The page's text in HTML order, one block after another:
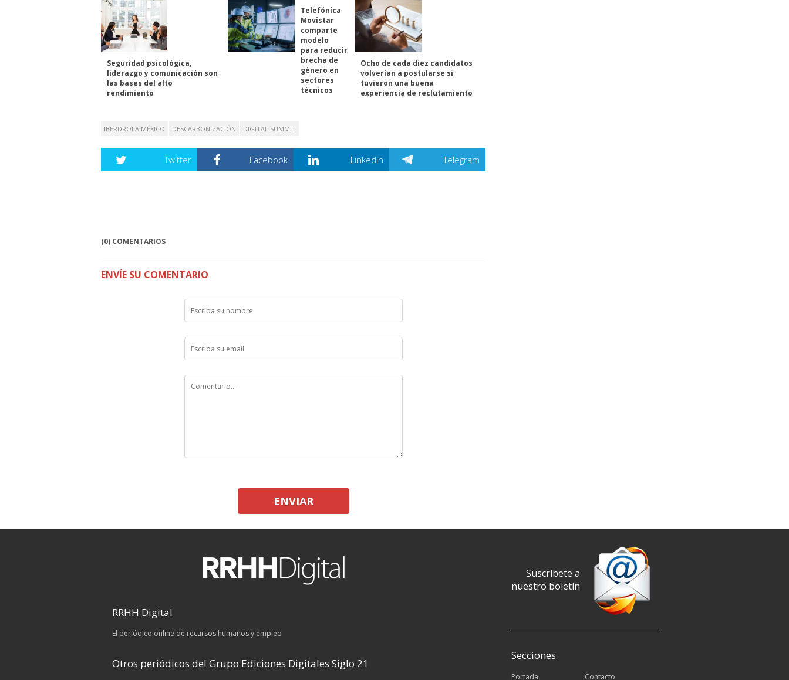
Seguridad psicológica,
liderazgo y comunicación son
las bases del alto
rendimiento
Telefónica
Movistar
comparte
modelo
para reducir
brecha de
género en
sectores
técnicos
Ocho de cada diez candidatos
volverían a postularse si
tuvieron una buena
experiencia de reclutamiento
IBERDROLA MÉXICO DESCARBONIZACIÓN DIGITAL SUMMIT
Twitter Facebook Linkedin Telegram
(0) COMENTARIOS
ENVÍE SU COMENTARIO
ENVIAR
RRHH Digital
El periódico online de recursos humanos y empleo
Otros periódicos del Grupo Ediciones Digitales Siglo 21
Suscríbete a
nuestro boletín
Secciones
Portada Contacto